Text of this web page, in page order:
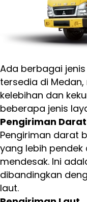
Ada berbagai
tersedia di
kelebihan dan
beberapa jenis
Pengiriman Darat
Pengiriman darat
yang lebih
mendesak. Ini
dibandingkan
laut.